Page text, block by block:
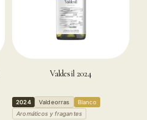
Valdesil 2024
2024 Valdeorras
Blanco
Aromáticos y fragantes